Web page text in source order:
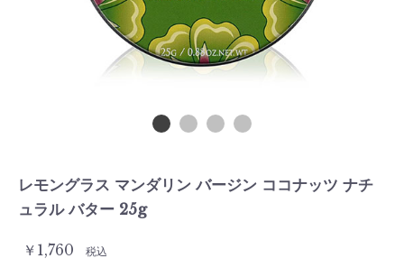
レモングラス マンダリン バージン ココナッツ ナチ
ュラル バター 25g
￥1,760 税込